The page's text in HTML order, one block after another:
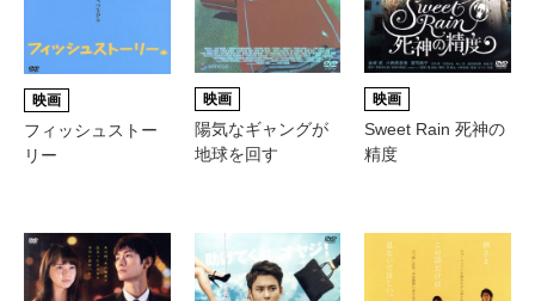
映画
フィッシュストー
リー
映画
陽気なギャングが
地球を回す
映画
Sweet Rain 死神の
精度